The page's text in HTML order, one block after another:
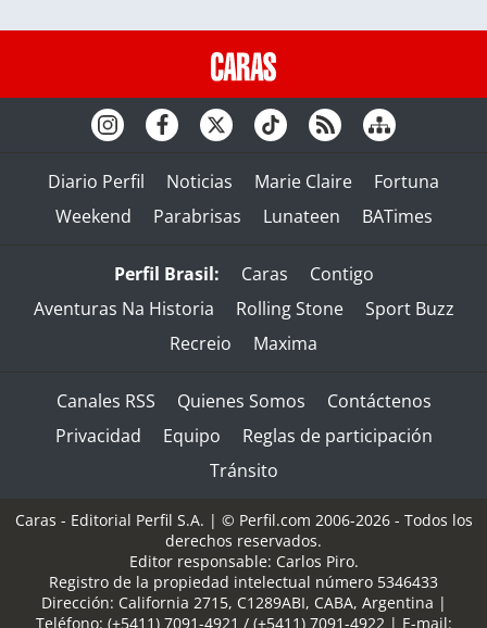
Diario Perfil Noticias Marie Claire
Fortuna
Weekend
Parabrisas Lunateen BATimes
Perfil Brasil: Caras
Contigo
Aventuras Na Historia
Rolling Stone
Sport Buzz
Recreio
Maxima
Canales RSS Quienes Somos
Contáctenos
Privacidad
Equipo
Reglas de participación
Tránsito
Caras - Editorial Perfil S.A. | © Perfil.com 2006-2026 - Todos los
derechos reservados.
Editor responsable: Carlos Piro.
Registro de la propiedad intelectual número 5346433
Dirección: California 2715, C1289ABI, CABA, Argentina |
Teléfono: (+5411) 7091-4921 / (+5411) 7091-4922 | E-mail: